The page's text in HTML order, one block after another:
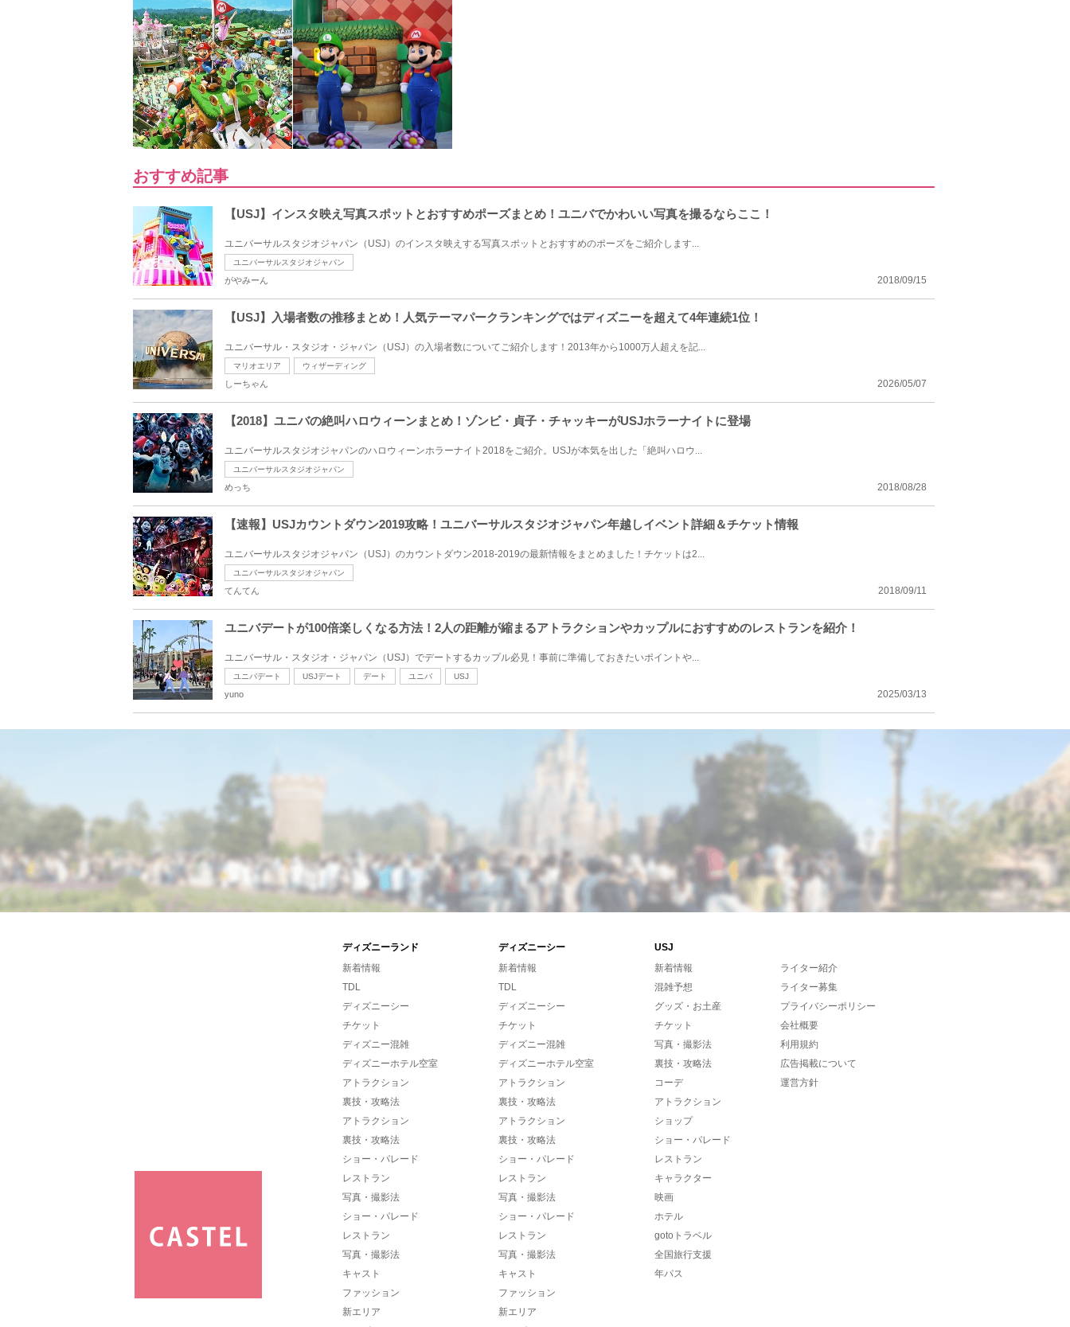
おすすめ記事
【USJ】インスタ映え写真スポットとおすすめポーズまとめ！ユニバでかわいい写真を撮るならここ！
ユニバーサルスタジオジャパン（USJ）のインスタ映えする写真スポットとおすすめのポーズをご紹介します...
ユニバーサルスタジオジャパン
2018/09/15
がやみーん
【USJ】入場者数の推移まとめ！人気テーマパークランキングではディズニーを超えて4年連続1位！
ユニバーサル・スタジオ・ジャパン（USJ）の入場者数についてご紹介します！2013年から1000万人超えを記...
マリオエリア ウィザーディング
2026/05/07
しーちゃん
【2018】ユニバの絶叫ハロウィーンまとめ！ゾンビ・貞子・チャッキーがUSJホラーナイトに登場
ユニバーサルスタジオジャパンのハロウィーンホラーナイト2018をご紹介。USJが本気を出した「絶叫ハロウ...
ユニバーサルスタジオジャパン
2018/08/28
めっち
【速報】USJカウントダウン2019攻略！ユニバーサルスタジオジャパン年越しイベント詳細＆チケット情報
ユニバーサルスタジオジャパン（USJ）のカウントダウン2018-2019の最新情報をまとめました！チケットは2...
ユニバーサルスタジオジャパン
2018/09/11
てんてん
ユニバデートが100倍楽しくなる方法！2人の距離が縮まるアトラクションやカップルにおすすめのレストランを紹介！
ユニバーサル・スタジオ・ジャパン（USJ）でデートするカップル必見！事前に準備しておきたいポイントや...
ユニバデート USJデート デート ユニバ USJ
2025/03/13
yuno
ディズニーランド ディズニーシー
USJ
新着情報
TDL
ディズニーシー
チケット
ディズニー混雑
ディズニーホテル空室
アトラクション
裏技・攻略法
アトラクション
裏技・攻略法
ショー・パレード
レストラン
写真・撮影法
ショー・パレード
レストラン
写真・撮影法
キャスト
ファッション
新エリア
新着情報
TDL
ディズニーシー
チケット
ディズニー混雑
ディズニーホテル空室
アトラクション
裏技・攻略法
アトラクション
裏技・攻略法
ショー・パレード
レストラン
写真・撮影法
ショー・パレード
レストラン
写真・撮影法
キャスト
ファッション
新エリア
新着情報
混雑予想
グッズ・お土産
チケット
写真・撮影法
裏技・攻略法
コーデ
アトラクション
ショップ
ショー・パレード
レストラン
キャラクター
映画
ホテル
gotoトラベル
全国旅行支援
年パス
ライター紹介
ライター募集
プライバシーポリシー
会社概要
利用規約
広告掲載について
運営方針